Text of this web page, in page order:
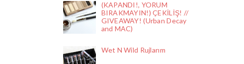
(KAPANDI!, YORUM
BIRAKMAYIN!) ÇEKİLİŞ! //
GIVEAWAY! (Urban Decay
and MAC)
Wet N Wild Rujlarım